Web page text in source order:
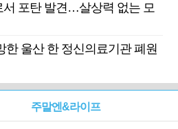
서 포탄 발견…살상력 없는 모
한 울산 한 정신의료기관 폐원
주말엔&라이프